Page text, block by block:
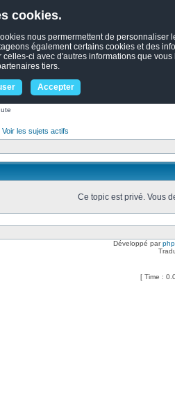
cookies.
nous permermettent de
également certains cookies et des
ci avec d'autres informations que
tiers.
Accepter
Voir les sujets actifs
Ce topic est privé. Vous
Développé par
[ Time :